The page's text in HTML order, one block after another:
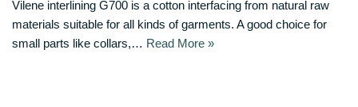
Vilene interlining G700 is a cotton interfacing from natural raw
materials suitable for all kinds of garments. A good choice for
small parts like collars,… Read More »